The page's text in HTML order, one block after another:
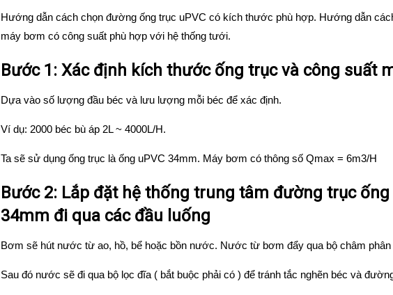
Hướng dẫn cách chọn đường ống trục uPVC có kích thước phù hợp. Hướng dẫn
máy bơm có công suất phù hợp với hệ thống tưới.
Bước 1: Xác định kích thước ống trục và công suất
Dựa vào số lượng đầu béc và lưu lượng mỗi béc để xác định.
Ví dụ: 2000 béc bù áp 2L ~ 4000L/H.
Ta sẽ sử dụng ống trục là ống uPVC 34mm. Máy bơm có thông số Qmax = 6m3/H
Bước 2: Lắp đặt hệ thống trung tâm đường trục ống
34mm đi qua các đầu luống
Bơm sẽ hút nước từ ao, hồ, bể hoặc bồn nước. Nước từ bơm đẩy qua bộ châm phân
Sau đó nước sẽ đi qua bộ lọc đĩa( bắt buộc phải có ) để tránh tắc nghẽn béc và